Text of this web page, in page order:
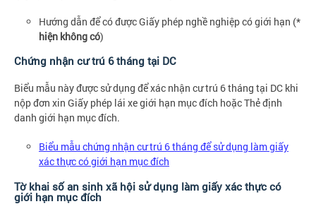
Hướng dẫn để có được Giấy phép nghề nghiệp có giới hạn (*
hiện không có)
Chứng nhận cư trú 6 tháng tại DC
Biểu mẫu này được sử dụng để xác nhận cư trú 6 tháng tại DC khi
nộp đơn xin Giấy phép lái xe giới hạn mục đích hoặc Thẻ định
danh giới hạn mục đích.
Biểu mẫu chứng nhận cư trú 6 tháng để sử dụng làm giấy
xác thực có giới hạn mục đích
Tờ khai số an sinh xã hội sử dụng làm giấy xác thực có
giới hạn mục đích